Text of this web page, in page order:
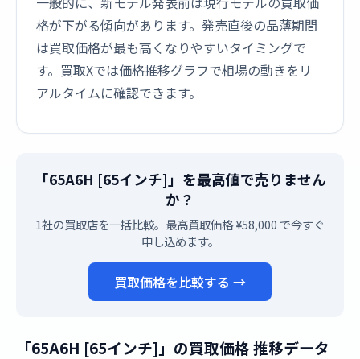
格が下がる傾向があります。発売直後の品薄期間
は買取価格が最も高くなりやすいタイミングで
す。買取Xでは価格推移グラフで相場の動きをリ
アルタイムに確認できます。
「65A6H [65インチ]」を最高値で売りません
か？
1社の買取店を一括比較。最高買取価格 ¥58,000 で今すぐ
申し込めます。
買取価格を比較する →
「65A6H [65インチ]」の買取価格 推移データ